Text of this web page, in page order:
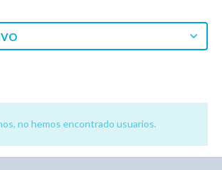
no hemos encontrado usuarios.